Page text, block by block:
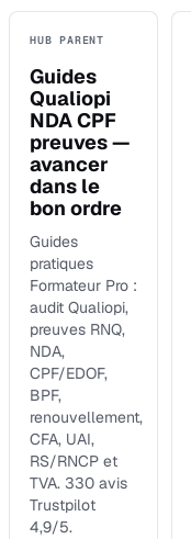
HUB PARENT
Guides
Qualiopi
NDA CPF
preuves —
avancer
dans le
bon ordre
Guides
pratiques
Formateur Pro :
audit Qualiopi,
preuves RNQ,
NDA,
CPF/EDOF,
BPF,
renouvellement,
CFA, UAI,
RS/RNCP et
TVA. 330 avis
Trustpilot
4,9/5.